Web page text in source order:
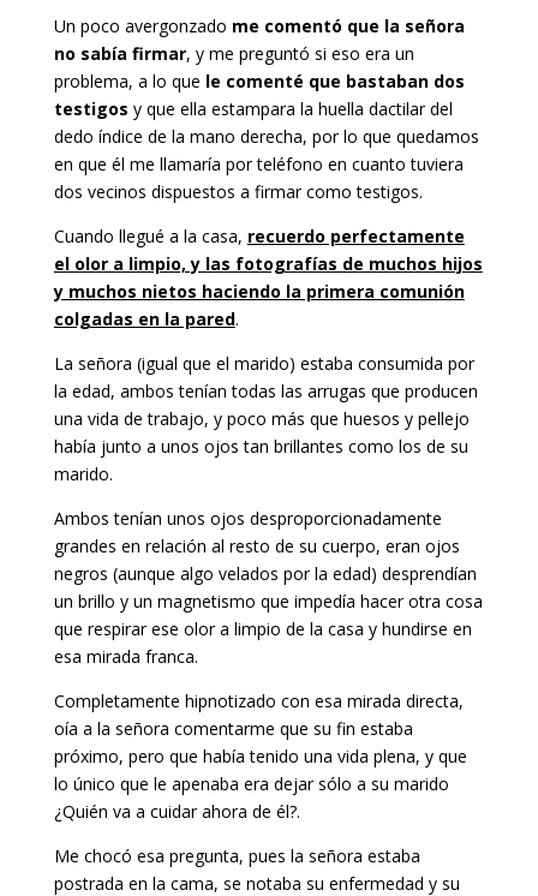
Un poco avergonzado me comentó que la señora
no sabía firmar, y me preguntó si eso era un
problema, a lo que le comenté que bastaban dos
testigos y que ella estampara la huella dactilar del
dedo índice de la mano derecha, por lo que quedamos
en que él me llamaría por teléfono en cuanto tuviera
dos vecinos dispuestos a firmar como testigos.
Cuando llegué a la casa, recuerdo perfectamente
el olor a limpio, y las fotografías de muchos hijos
y muchos nietos haciendo la primera comunión
colgadas en la pared.
La señora (igual que el marido) estaba consumida por
la edad, ambos tenían todas las arrugas que producen
una vida de trabajo, y poco más que huesos y pellejo
había junto a unos ojos tan brillantes como los de su
marido.
Ambos tenían unos ojos desproporcionadamente
grandes en relación al resto de su cuerpo, eran ojos
negros (aunque algo velados por la edad) desprendían
un brillo y un magnetismo que impedía hacer otra cosa
que respirar ese olor a limpio de la casa y hundirse en
esa mirada franca.
Completamente hipnotizado con esa mirada directa,
oía a la señora comentarme que su fin estaba
próximo, pero que había tenido una vida plena, y que
lo único que le apenaba era dejar sólo a su marido
¿Quién va a cuidar ahora de él?.
Me chocó esa pregunta, pues la señora estaba
postrada en la cama, se notaba su enfermedad y su